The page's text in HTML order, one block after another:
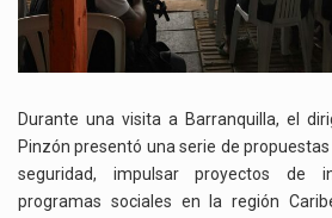
DURANTE
Durante una visita a Barranquilla, el
Pinzón presentó una serie de
seguridad, impulsar proyectos de
programas sociales en la región